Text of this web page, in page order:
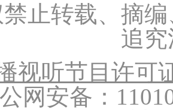
止转载、摘
追
视听节目许可
网安备：